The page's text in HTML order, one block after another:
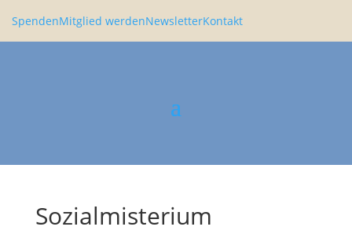
SpendenMitglied werdenNewsletterKontakt
Sozialmisterium